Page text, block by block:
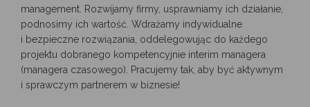
management. Rozwijamy firmy, usprawniamy ich działanie,
podnosimy ich wartość. Wdrażamy indywidualne
i bezpieczne rozwiązania, oddelegowując do każdego
projektu dobranego kompetencyjnie interim managera
(managera czasowego). Pracujemy tak, aby być aktywnym
i sprawczym partnerem w biznesie!